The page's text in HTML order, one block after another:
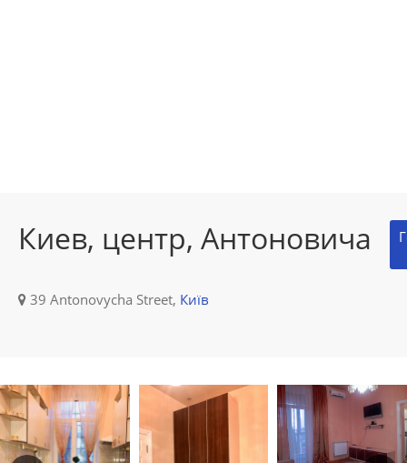
Киев, центр, Антоновича
39 Antonovycha Street, Київ